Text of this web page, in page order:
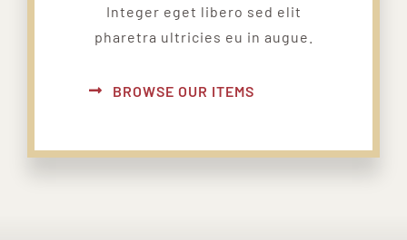
Integer eget libero sed elit
pharetra ultricies eu in augue.
BROWSE OUR ITEMS